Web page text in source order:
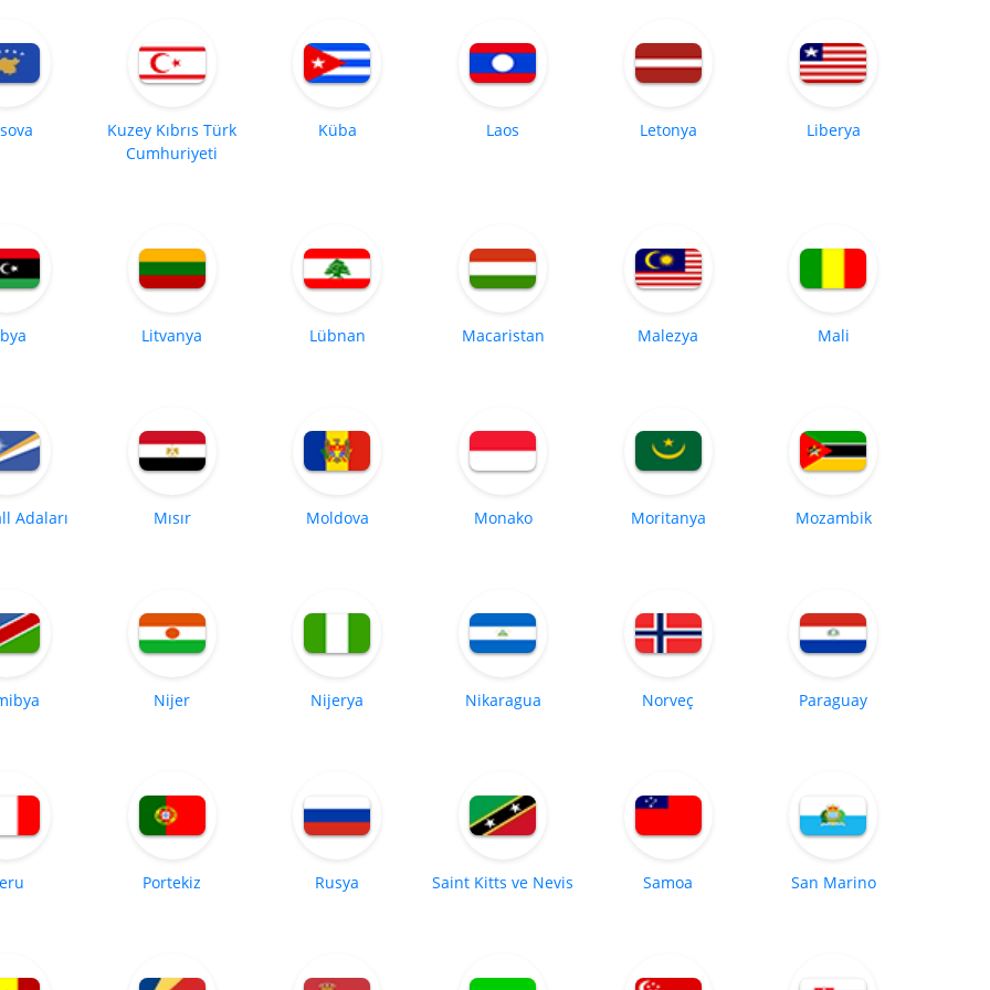
Kuzey Kıbrıs Türk
Cumhuriyeti
Küba Laos Letonya Liberya
Litvanya Lübnan Macaristan Malezya Mali
Adaları Mısır Moldova Monako Moritanya Mozambik
Nijer Nijerya Nikaragua Norveç Paraguay
Portekiz Rusya Saint Kitts ve Nevis Samoa San Marino